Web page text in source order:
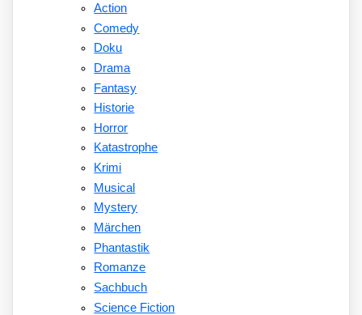
Action
Comedy
Doku
Drama
Fantasy
Historie
Horror
Katastrophe
Krimi
Musical
Mystery
Märchen
Phantastik
Romanze
Sachbuch
Science Fiction